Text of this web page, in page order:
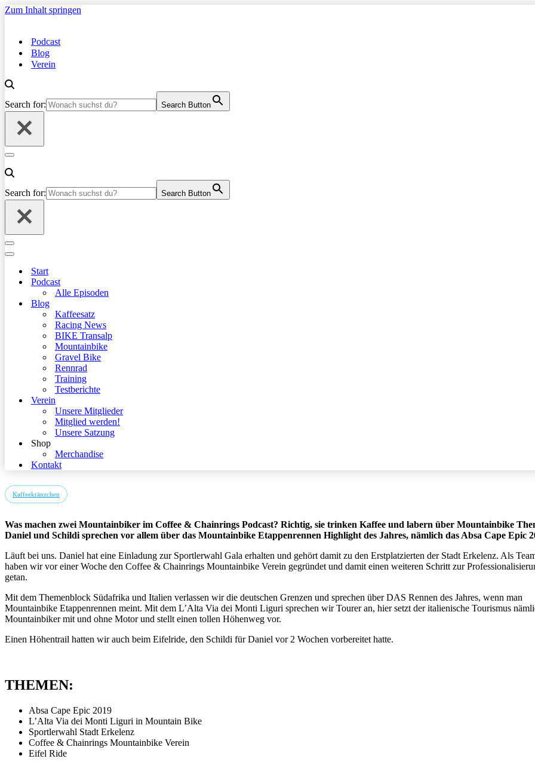
Zum Inhalt springen
Podcast
Blog
Verein
Search for: Search Button
Navigationsmenü
Search for: Search Button
Navigationsmenü
Navigationsmenü
Start
Podcast
Alle Episoden
Blog
Kaffeesatz
Racing News
BIKE Transalp
Mountainbike
Gravel Bike
Rennrad
Training
Testberichte
Verein
Unsere Mitglieder
Mitglied werden!
Unsere Satzung
Shop
Merchandise
Kontakt
Kaffeekränzchen
Was machen zwei Mountainbiker im Coffee & Chainrings Podcast? Richtig, sie trinken Kaffee und labern über Mountainbike
Daniel und Schildi sprechen vor allem über das Mountainbike Etappenrennen Highlight des Jahres, nämlich das Absa Cape Epic
Läuft bei uns. Daniel hat eine Einladung zur Sportlerwahl Gala erhalten und gehört damit zu den Erstplatzierten der Stadt Erkelenz. Als
haben wir vor einer Woche den Coffee & Chainrings Mountainbike Verein gegründet und damit einen weiteren Schritt zur
getan.
Mit dem Themenblock Südafrika und Italien verlassen wir die deutschen Grenzen und sprechen über DAS Rennen des Jahres, wenn man
Mountainbike Etappenrennen meint. Mit dem L’Alta Via dei Monti Liguri sprechen wir Tourer an, hier setzt der italienische Tourismus
Mountainbiker mit und ohne Motor und stellt einen tollen Höhenweg vor.
Einen Höhentrail hatten wir auch beim Eifelride, den Schildi für Daniel vor 2 Wochen vorbereitet hatte.
THEMEN:
Absa Cape Epic 2019
L’Alta Via dei Monti Liguri in Mountain Bike
Sportlerwahl Stadt Erkelenz
Coffee & Chainrings Mountainbike Verein
Eifel Ride